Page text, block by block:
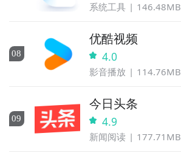
系统工具 146.48MB
08
优酷视频
4.0
影音播放 114.76MB
09
今日头条
4.9
新闻阅读 177.71MB